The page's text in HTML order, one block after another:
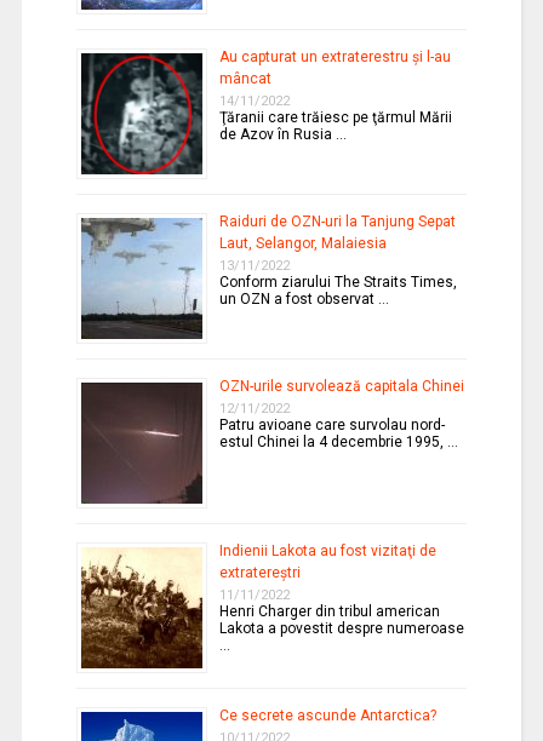
Au capturat un extraterestru şi l-au
mâncat
14/11/2022
Ţăranii care trăiesc pe ţărmul Mării
de Azov în Rusia …
Raiduri de OZN-uri la Tanjung Sepat
Laut, Selangor, Malaiesia
13/11/2022
Conform ziarului The Straits Times,
un OZN a fost observat …
OZN-urile survolează capitala Chinei
12/11/2022
Patru avioane care survolau nord-
estul Chinei la 4 decembrie 1995, …
Indienii Lakota au fost vizitaţi de
extratereştri
11/11/2022
Henri Charger din tribul american
Lakota a povestit despre numeroase
…
Ce secrete ascunde Antarctica?